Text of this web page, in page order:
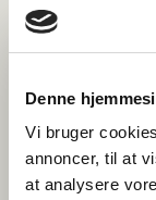
Denne
Vi bruger
annoncer, til at
at analysere